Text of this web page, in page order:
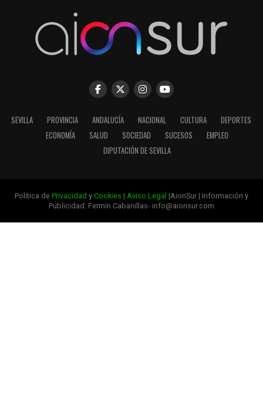
SEVILLA PROVINCIA ANDALUCÍA NACIONAL CULTURA
DEPORTES
ECONOMÍA
SALUD SOCIEDAD SUCESOS
EMPLEO
DIPUTACIÓN DE SEVILLA
Política de Privacidad y Cookies | Aviso Legal |AionSur | Información y
Publicidad: Fermín Cabanillas- info@aionsur.com